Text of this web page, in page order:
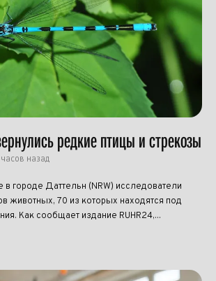
редкие птицы и стрекозы
часов назад
городе Даттельн (NRW) исследователи
животных, 70 из которых находятся под
Как сообщает издание RUHR24,...